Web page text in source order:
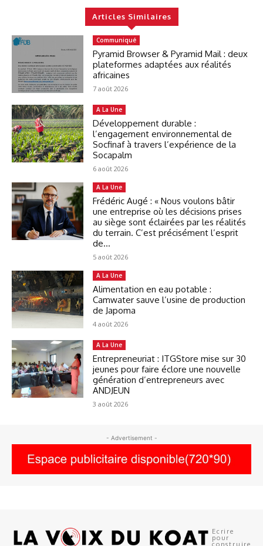
Articles Similaires
Communiqué
Pyramid Browser & Pyramid Mail : deux
plateformes adaptées aux réalités
africaines
7 août 2026
A La Une
Développement durable :
l’engagement environnemental de
Socfinaf à travers l’expérience de la
Socapalm
6 août 2026
A La Une
Frédéric Augé : « Nous voulons bâtir
une entreprise où les décisions prises
au siège sont éclairées par les réalités
du terrain. C’est précisément l’esprit
de...
5 août 2026
A La Une
Alimentation en eau potable :
Camwater sauve l’usine de production
de Japoma
4 août 2026
A La Une
Entrepreneuriat : ITGStore mise sur 30
jeunes pour faire éclore une nouvelle
génération d’entrepreneurs avec
ANDJEUN
3 août 2026
- Advertisement -
Ecrire
pour
construire